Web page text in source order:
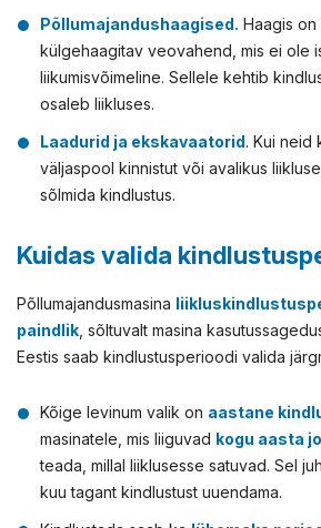
Põllumajandushaagised. Haagis
külgehaagitav veovahend, mis ei ole
liikumisvõimeline. Sellele kehtib
osaleb liikluses.
Laadurid ja ekskavaatorid. Kui neid
väljaspool kinnistut või avalikus
sõlmida kindlustus.
Kuidas valida
Põllumajandusmasina
paindlik , sõltuvalt masina
Eestis saab kindlustusperioodi valida
Kõige levinum valik on aastane
masinatele, mis liiguvad kogu aasta
teada, millal liiklusesse satuvad. Sel
kuu tagant kindlustust uuendama.